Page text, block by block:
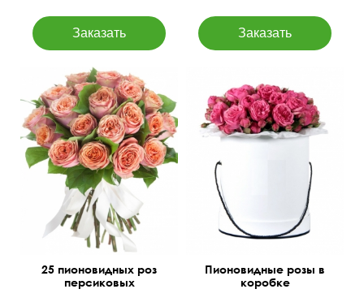
Добавлены листья
салала
25 пионовидных роз
персиковых
(сорт шрабы), оазис
Пионовидные розы в
коробке